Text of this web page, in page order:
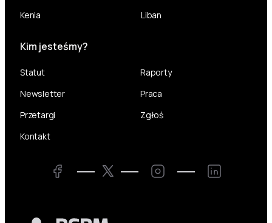
Kenia
Liban
Kim jesteśmy?
Statut
Raporty
Newsletter
Praca
Przetargi
Zgłoś
Kontakt
Facebook Twitter Instagram LinkedIn